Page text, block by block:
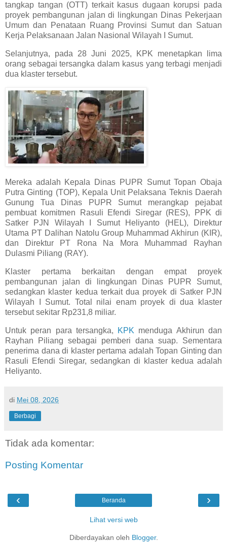
tangkap tangan (OTT) terkait kasus dugaan korupsi pada
proyek pembangunan jalan di lingkungan Dinas Pekerjaan
Umum dan Penataan Ruang Provinsi Sumut dan Satuan
Kerja Pelaksanaan Jalan Nasional Wilayah I Sumut.
Selanjutnya, pada 28 Juni 2025, KPK menetapkan lima
orang sebagai tersangka dalam kasus yang terbagi menjadi
dua klaster tersebut.
Mereka adalah Kepala Dinas PUPR Sumut Topan Obaja
Putra Ginting (TOP), Kepala Unit Pelaksana Teknis Daerah
Gunung Tua Dinas PUPR Sumut merangkap pejabat
pembuat komitmen Rasuli Efendi Siregar (RES), PPK di
Satker PJN Wilayah I Sumut Heliyanto (HEL), Direktur
Utama PT Dalihan Natolu Group Muhammad Akhirun (KIR),
dan Direktur PT Rona Na Mora Muhammad Rayhan
Dulasmi Piliang (RAY).
Klaster pertama berkaitan dengan empat proyek
pembangunan jalan di lingkungan Dinas PUPR Sumut,
sedangkan klaster kedua terkait dua proyek di Satker PJN
Wilayah I Sumut. Total nilai enam proyek di dua klaster
tersebut sekitar Rp231,8 miliar.
Untuk peran para tersangka, KPK menduga Akhirun dan
Rayhan Piliang sebagai pemberi dana suap. Sementara
penerima dana di klaster pertama adalah Topan Ginting dan
Rasuli Efendi Siregar, sedangkan di klaster kedua adalah
Heliyanto.
di Mei 08, 2026
Berbagi
Tidak ada komentar:
Posting Komentar
‹ ›
Beranda
Lihat versi web
Diberdayakan oleh Blogger.